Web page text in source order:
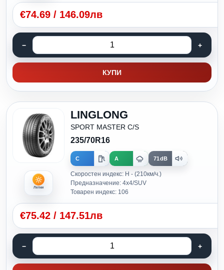
€74.69 / 146.09лв
КУПИ
Летни
LINGLONG
SPORT MASTER C/S
235/70R16
C A 71dB
Скоростен индекс: H - (210км/ч.)
Предназначение: 4x4/SUV
Товарен индекс: 106
€75.42 / 147.51лв